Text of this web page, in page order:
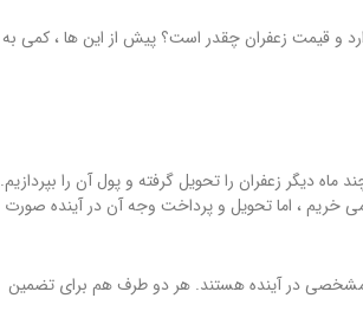
و قیمت زعفران چقدر است؟ پیش از این ها ، کمی به
ماه دیگر زعفران را تحویل گرفته و پول آن را بپردازیم.
می خریم ، اما تحویل و پرداخت وجه آن در آینده صورت
مشخصی در آینده هستند. هر دو طرف هم برای تضمین